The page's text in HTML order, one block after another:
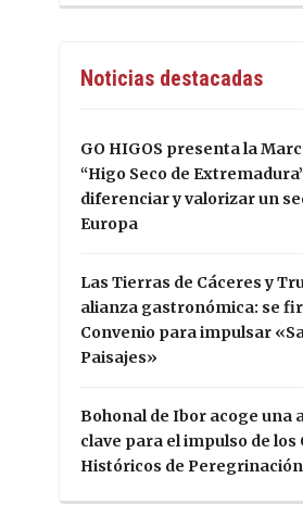
Noticias destacadas
GO HIGOS presenta la
“Higo Seco de
diferenciar y valorizar un
Europa
Las Tierras de Cáceres y
alianza gastronómica: se
Convenio para impulsar
Paisajes»
Bohonal de Ibor acoge una
clave para el impulso de los
Históricos de